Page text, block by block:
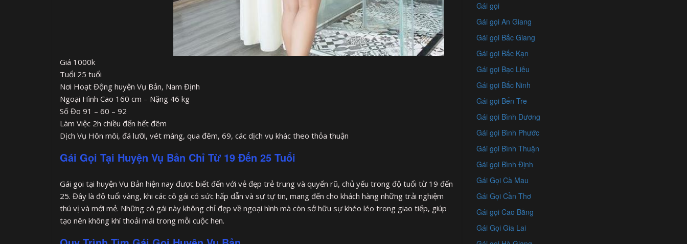
Giá 1000k
Tuổi 25 tuổi
Nơi Hoạt Động huyện Vụ Bản, Nam Định
Ngoại Hình Cao 160 cm – Nặng 46 kg
Số Đo 91 – 60 – 92
Làm Việc 2h chiều đến hết đêm
Dịch Vụ Hôn môi, đá lưỡi, vét máng, qua đêm, 69, các dịch vụ khác theo thỏa thuận
Gái Gọi Tại Huyện Vụ Bản Chỉ Từ 19 Đến 25 Tuổi
Gái gọi tại huyện Vụ Bản hiện nay được biết đến với vẻ đẹp trẻ trung và quyến rũ, chủ yếu trong độ tuổi từ 19 đến
25. Đây là độ tuổi vàng, khi các cô gái có sức hấp dẫn và sự tự tin, mang đến cho khách hàng những trải nghiệm
thú vị và mới mẻ. Những cô gái này không chỉ đẹp về ngoại hình mà còn sở hữu sự khéo léo trong giao tiếp, giúp
tạo nên không khí thoải mái trong mỗi cuộc hẹn.
Gái gọi
Gái gọi An Giang
Gái gọi Bắc Giang
Gái gọi Bắc Kạn
Gái gọi Bạc Liêu
Gái gọi Bắc Ninh
Gái gọi Bến Tre
Gái gọi Bình Dương
Gái gọi Bình Phước
Gái gọi Bình Thuận
Gái gọi Bình Định
Gái Gọi Cà Mau
Gái Gọi Cần Thơ
Gái gọi Cao Bằng
Gái Gọi Gia Lai